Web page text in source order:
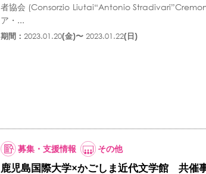
者協会 (Consorzio Liutai“Antonio
ア・...
期間： 2023.01.20(金)〜 2023.01.22(日)
募集・支援情報 その他
鹿児島国際大学×かごしま近代文学館 共催